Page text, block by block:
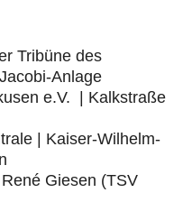
Tribüne des
Anlage
e.V. | Kalkstraße
| Kaiser-Wilhelm-
René Giesen (TSV